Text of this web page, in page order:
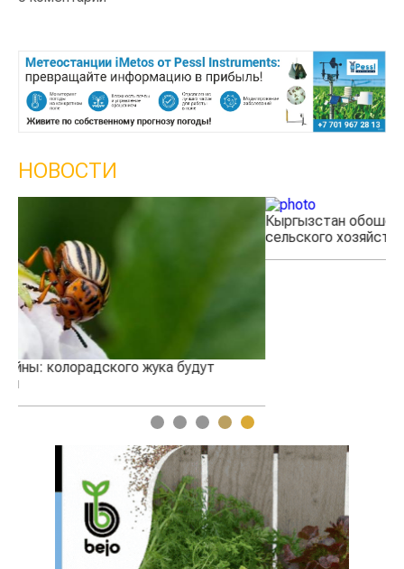
НОВОСТИ
Кыргызстан обошел Казахстан по темпам роста
сельского хозяйства
1 2 3 4 5